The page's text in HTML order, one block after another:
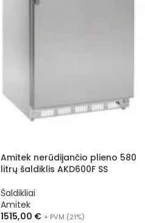
Amitek nerūdijančio plieno 580
litrų šaldiklis AKD600F SS
Šaldikliai
Amitek
1515,00 € + PVM (21%)